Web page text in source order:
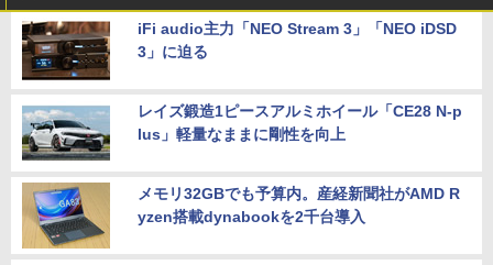
iFi audio主力「NEO Stream 3」「NEO iDSD
3」に迫る
レイズ鍛造1ピースアルミホイール「CE28 N-p
lus」軽量なままに剛性を向上
メモリ32GBでも予算内。産経新聞社がAMD R
yzen搭載dynabookを2千台導入